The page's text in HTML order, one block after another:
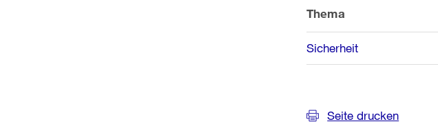
Thema
Sicherheit
Seite drucken